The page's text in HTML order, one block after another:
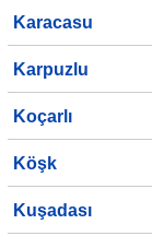
Karacasu
Karpuzlu
Koçarlı
Köşk
Kuşadası